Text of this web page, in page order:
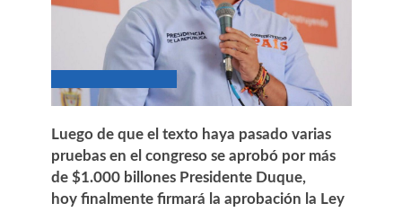
Luego de que el texto haya pasado varias
pruebas en el congreso se aprobó por más
de $1.000 billones Presidente Duque,
hoy finalmente firmará la aprobación la Ley